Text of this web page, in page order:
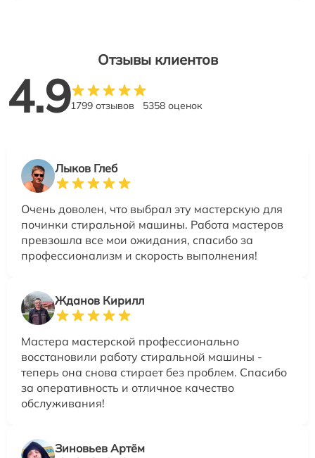
Отзывы клиентов
4.91799 отзывов 5358 оценок
Лыков Глеб
Очень доволен, что выбрал эту мастерскую для
починки стиральной машины. Работа мастеров
превзошла все мои ожидания, спасибо за
профессионализм и скорость выполнения!
Жданов Кирилл
Мастера мастерской профессионально
восстановили работу стиральной машины -
теперь она снова стирает без проблем. Спасибо
за оперативность и отличное качество
обслуживания!
Зиновьев Артём